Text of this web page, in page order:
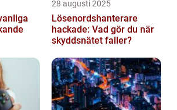
28 augusti 2025
Lösenordshanterare
hackade: Vad gör du när
skyddsnätet faller?